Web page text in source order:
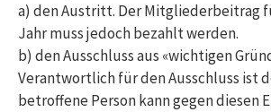
a) den Austritt. Der Mitgliederbeitrag
Jahr muss jedoch bezahlt werden.
b) den Ausschluss aus «wichtigen
Verantwortlich für den Ausschluss ist
betroffene Person kann gegen diesen